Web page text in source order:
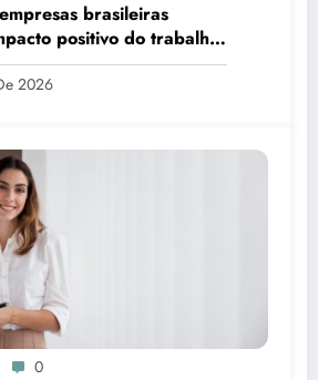
brasileiras
positivo do trabalho
aponta levantamento
2026
0